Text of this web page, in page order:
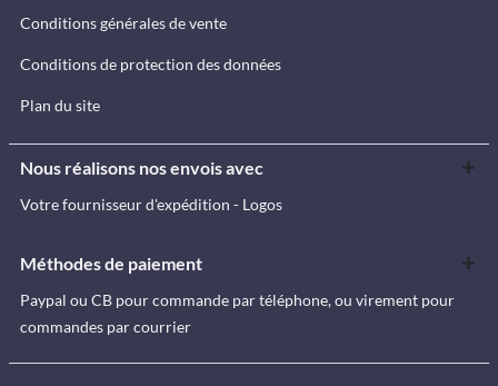
Conditions générales de vente
Conditions de protection des données
Plan du site
Nous réalisons nos envois avec
Votre fournisseur d'expédition - Logos
Méthodes de paiement
Paypal ou CB pour commande par téléphone, ou virement pour
commandes par courrier